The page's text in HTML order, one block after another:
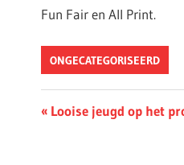
Fun Fair en All Print.
ONGECATEGORISEERD
Previous
Looise jeugd op het